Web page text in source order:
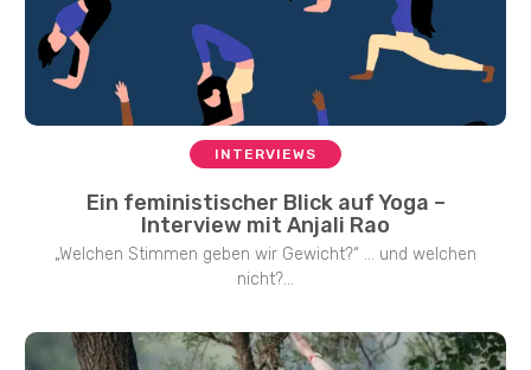
INTERVIEWS
Ein feministischer Blick auf Yoga –
Interview mit Anjali Rao
„Welchen Stimmen geben wir Gewicht?“ … und welchen
nicht?...